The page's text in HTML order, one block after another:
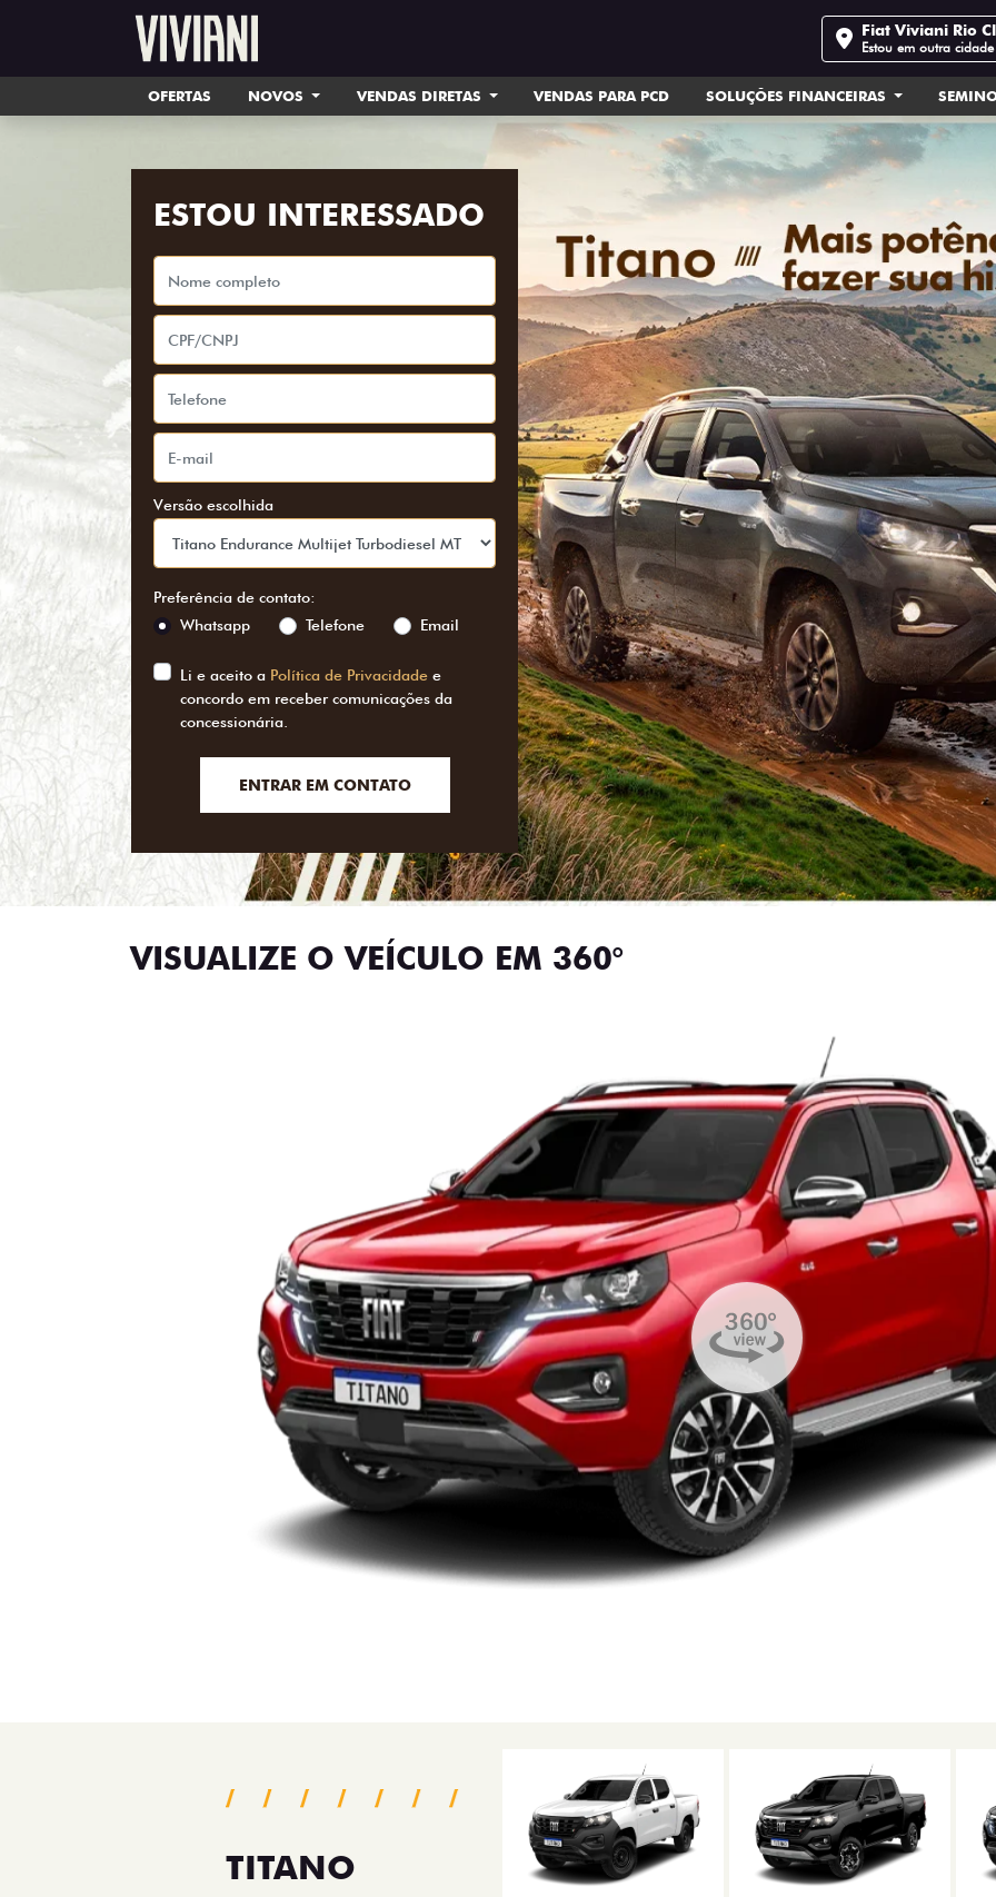
Fiat Viviani Rio
Estou em outra cidade
OFERTAS NOVOS VENDAS DIRETAS VENDAS PARA PCD SOLUÇÕES FINANCEIRAS
ESTOU INTERESSADO
Versão escolhida
Preferência de contato:
Whatsapp
Telefone Email
Li e aceito a Política de Privacidade e
concordo em receber comunicações da
concessionária.
ENTRAR EM CONTATO
VISUALIZE O VEÍCULO EM 360°
TITANO